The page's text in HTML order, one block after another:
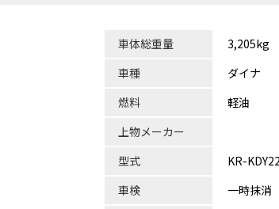
車体総重量
3,205kg
車種
ダイナ
燃料
軽油
上物メーカー
型式
KR-
車検
一時抹消